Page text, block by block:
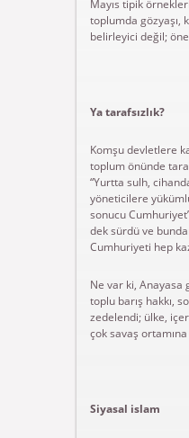
Mayıs tipik
toplumda gözyaşı,
belirleyici değil;
Ya tarafsızlık?
Komşu devletlere
toplum önünde
“Yurtta sulh,
yöneticilere
sonucu
dek sürdü ve
Cumhuriyeti hep
Ne var ki, Anayasa
toplu barış hakkı,
zedelendi; ülke,
çok savaş
Siyasal islam